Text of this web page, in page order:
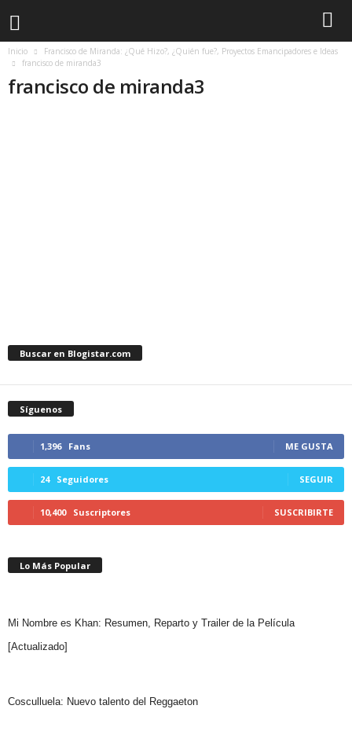
Inicio
Francisco de Miranda: ¿Qué Hizo?, ¿Quién fue?, Proyectos Emancipadores e Ideas
francisco de miranda3
francisco de miranda3
Buscar en Blogistar.com
Síguenos
1,396 Fans ME GUSTA
24 Seguidores SEGUIR
10,400 Suscriptores SUSCRIBIRTE
Lo Más Popular
Mi Nombre es Khan: Resumen, Reparto y Trailer de la Película
[Actualizado]
Cosculluela: Nuevo talento del Reggaeton